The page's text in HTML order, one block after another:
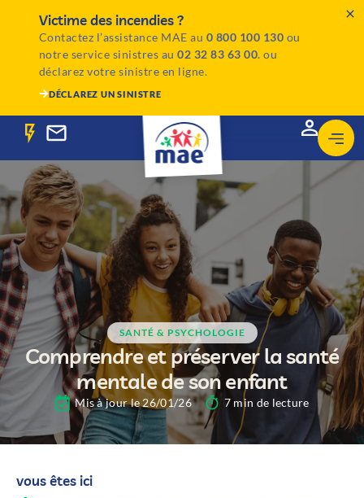
Victime des incendies ?
Contactez l’assistance MAE au 0 800 100 130 ou
notre service sinistres au02 32 83 63 00. ou
déclarez votre sinistre en ligne.
DÉCLAREZ UN SINISTRE
SANTÉ & PSYCHOLOGIE
Comprendre et préserver la santé
mentale de son enfant
Mis à jour le 26/01/26 7 min de lecture
vous êtes ici